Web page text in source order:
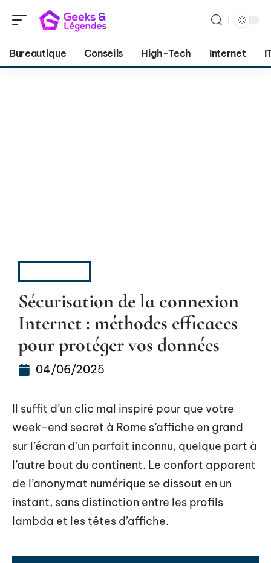
Bureautique Conseils High-Tech Internet
Sécurisation de la connexion
Internet : méthodes efficaces
pour protéger vos données
04/06/2025
Il suffit d’un clic mal inspiré pour que votre
week-end secret à Rome s’affiche en grand
sur l’écran d’un parfait inconnu, quelque part à
l’autre bout du continent. Le confort apparent
de l’anonymat numérique se dissout en un
instant, sans distinction entre les profils
lambda et les têtes d’affiche.